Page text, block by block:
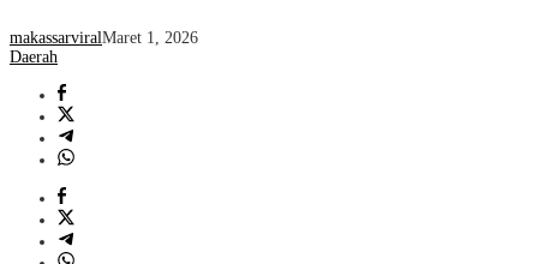
makassarviralMaret 1, 2026
Daerah